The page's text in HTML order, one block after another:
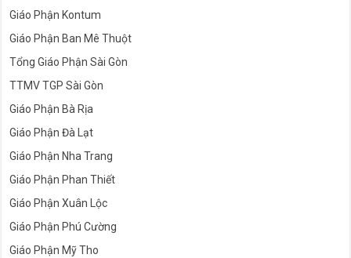
Giáo Phận Kontum
Giáo Phận Ban Mê Thuột
Tổng Giáo Phận Sài Gòn
TTMV TGP Sài Gòn
Giáo Phận Bà Rịa
Giáo Phận Đà Lạt
Giáo Phận Nha Trang
Giáo Phận Phan Thiết
Giáo Phận Xuân Lộc
Giáo Phận Phú Cường
Giáo Phận Mỹ Tho